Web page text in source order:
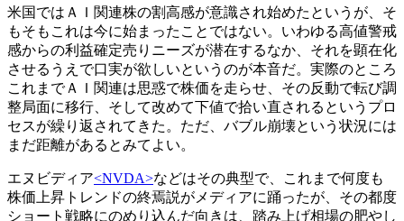
米国ではＡＩ関連株の割高感が意識され始めたというが、そ
もそもこれは今に始まったことではない。いわゆる高値警戒
感からの利益確定売りニーズが潜在するなか、それを顕在化
させるうえで口実が欲しいというのが本音だ。実際のところ
これまでＡＩ関連は思惑で株価を走らせ、その反動で転び調
整局面に移行、そして改めて下値で拾い直されるというプロ
セスが繰り返されてきた。ただ、バブル崩壊という状況には
まだ距離があるとみてよい。
エヌビディア<NVDA>などはその典型で、これまで何度も
株価上昇トレンドの終焉説がメディアに踊ったが、その都度
ショート戦略にのめり込んだ向きは、踏み上げ相場の肥やし